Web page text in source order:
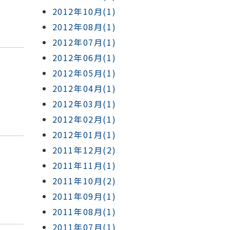
2012年10月(1)
2012年08月(1)
2012年07月(1)
2012年06月(1)
2012年05月(1)
2012年04月(1)
2012年03月(1)
2012年02月(1)
2012年01月(1)
2011年12月(2)
2011年11月(1)
2011年10月(2)
2011年09月(1)
2011年08月(1)
2011年07月(1)